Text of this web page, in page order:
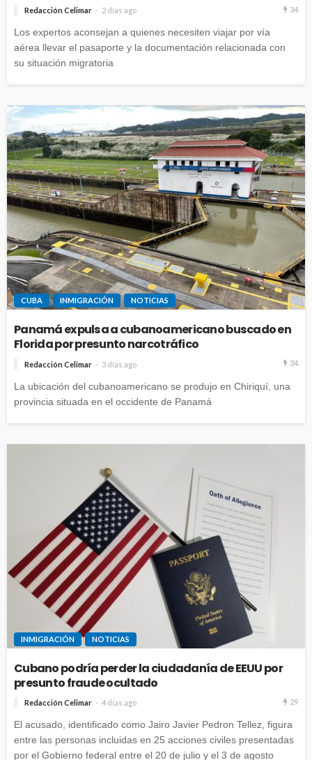
Redacción Celimar 2 días ago 34
Los expertos aconsejan a quienes necesiten viajar por vía
aérea llevar el pasaporte y la documentación relacionada con
su situación migratoria
CUBA INMIGRACIÓN NOTICIAS
Panamá expulsa a cubanoamericano buscado en
Florida por presunto narcotráfico
Redacción Celimar 3 días ago 34
La ubicación del cubanoamericano se produjo en Chiriquí, una
provincia situada en el occidente de Panamá
INMIGRACIÓN NOTICIAS
Cubano podría perder la ciudadanía de EEUU por
presunto fraude ocultado
Redacción Celimar 4 días ago 29
El acusado, identificado como Jairo Javier Pedron Tellez, figura
entre las personas incluidas en 25 acciones civiles presentadas
por el Gobierno federal entre el 20 de julio y el 3 de agosto